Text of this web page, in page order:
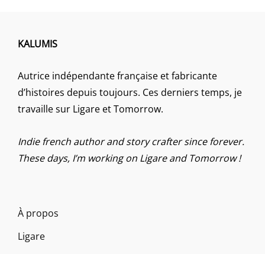
KALUMIS
Autrice indépendante française et fabricante
d’histoires depuis toujours. Ces derniers temps, je
travaille sur Ligare et Tomorrow.
Indie french author and story crafter since forever.
These days, I’m working on Ligare and Tomorrow !
À propos
Ligare